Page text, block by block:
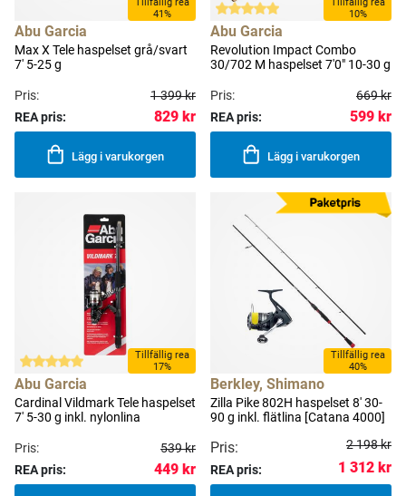
41%
Abu Garcia
Max X Tele haspelset grå/svart
7' 5-25 g
Pris:
1 399 kr
REA pris:
829 kr
Lägg i varukorgen
10%
Abu Garcia
Revolution Impact Combo
30/702 M haspelset 7'0" 10-30 g
Pris:
669 kr
REA pris:
599 kr
Lägg i varukorgen
Tillfällig rea
17%
Abu Garcia
Cardinal Vildmark Tele haspelset
7' 5-30 g inkl. nylonlina
Pris:
539 kr
REA pris:
449 kr
Tillfällig rea
40%
Berkley, Shimano
Zilla Pike 802H haspelset 8' 30-
90 g inkl. flätlina [Catana 4000]
Pris:
2 198 kr
REA pris:
1 312 kr